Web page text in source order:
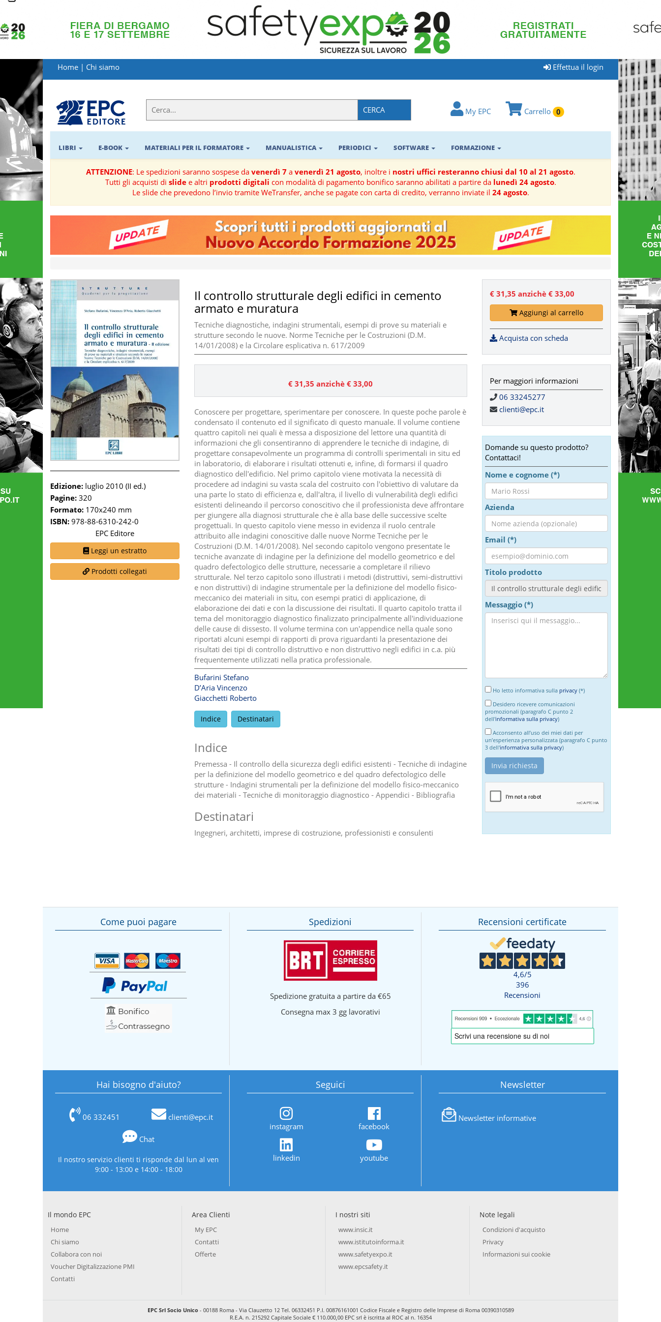
LIBRI
MATERIALI
PER
IL
FORMATORE
E-
BOOK
RIVISTE
MANUALISTICA
SOFTWARE
TEMATICHE
Home | Chi siamo Effettua il login
CERCA My EPC Carrello 0
LIBRI E-BOOK MATERIALI PER IL FORMATORE MANUALISTICA PERIODICI SOFTWARE FORMAZIONE
ATTENZIONE: Le spedizioni saranno sospese da venerdì 7a venerdì 21 agosto, inoltre i nostri uffici resteranno chiusi dal 10 al 21 agosto.
Tutti gli acquisti di slidee altri prodotti digitali con modalità di pagamento bonifico saranno abilitati a partire da lunedì 24 agosto.
Le slide che prevedono l’invio tramite WeTransfer, anche se pagate con carta di credito, verranno inviate il 24 agosto.
Edizione: luglio 2010 (II ed.)
Pagine: 320
Formato: 170x240 mm
ISBN: 978-88-6310-242-0
EPC Editore
Leggi un estratto
Prodotti collegati
Il controllo strutturale degli edifici in cemento
armato e muratura
Tecniche diagnostiche, indagini strumentali, esempi di prove su materiali e
strutture secondo le nuove. Norme Tecniche per le Costruzioni (D.M.
14/01/2008) e la Circolare esplicativa n. 617/2009
€ 31,35 anzichè € 33,00
Conoscere per progettare, sperimentare per conoscere. In queste poche parole è
condensato il contenuto ed il significato di questo manuale. Il volume contiene
quattro capitoli nei quali è messa a disposizione del lettore una quantità di
informazioni che gli consentiranno di apprendere le tecniche di indagine, di
progettare consapevolmente un programma di controlli sperimentali in situ ed
in laboratorio, di elaborare i risultati ottenuti e, infine, di formarsi il quadro
diagnostico dell'edificio. Nel primo capitolo viene motivata la necessità di
procedere ad indagini su vasta scala del costruito con l'obiettivo di valutare da
una parte lo stato di efficienza e, dall'altra, il livello di vulnerabilità degli edifici
esistenti delineando il percorso conoscitivo che il professionista deve affrontare
per giungere alla diagnosi strutturale che è alla base delle successive scelte
progettuali. In questo capitolo viene messo in evidenza il ruolo centrale
attribuito alle indagini conoscitive dalle nuove Norme Tecniche per le
Costruzioni (D.M. 14/01/2008). Nel secondo capitolo vengono presentate le
tecniche avanzate di indagine per la definizione del modello geometrico e del
quadro defectologico delle strutture, necessarie a completare il rilievo
strutturale. Nel terzo capitolo sono illustrati i metodi (distruttivi, semi-distruttivi
e non distruttivi) di indagine strumentale per la definizione del modello fisico-
meccanico dei materiali in situ, con esempi pratici di applicazione, di
elaborazione dei dati e con la discussione dei risultati. Il quarto capitolo tratta il
tema del monitoraggio diagnostico finalizzato principalmente all'individuazione
delle cause di dissesto. Il volume termina con un'appendice nella quale sono
riportati alcuni esempi di rapporti di prova riguardanti la presentazione dei
risultati dei tipi di controllo distruttivo e non distruttivo negli edifici in c.a. più
frequentemente utilizzati nella pratica professionale.
Bufarini Stefano
D’Aria Vincenzo
Giacchetti Roberto
Indice Destinatari
Indice
Premessa - Il controllo della sicurezza degli edifici esistenti - Tecniche di indagine
per la definizione del modello geometrico e del quadro defectologico delle
strutture - Indagini strumentali per la definizione del modello fisico-meccanico
dei materiali - Tecniche di monitoraggio diagnostico - Appendici - Bibliografia
Destinatari
Ingegneri, architetti, imprese di costruzione, professionisti e consulenti
€ 31,35 anzichè € 33,00
Aggiungi al carrello
Acquista con scheda
Per maggiori informazioni
06 33245277
clienti@epc.it
Domande su questo prodotto?
Contattaci!
Nome e cognome (*)
Azienda
Email (*)
Titolo prodotto
Messaggio (*)
Ho letto informativa sulla privacy(*)
Desidero ricevere comunicazioni
promozionali (paragrafo C punto 2
dell'informativa sulla privacy)
Acconsento all’uso dei miei dati per
un’esperienza personalizzata (paragrafo C punto
3 dell'informativa sulla privacy)
Come puoi pagare Spedizioni
Spedizione gratuita a partire da €65
Consegna max 3 gg lavorativi
Recensioni certificate
4,6/5
396
Recensioni
Hai bisogno d'aiuto?
06 332451 clienti@epc.it
Chat
Il nostro servizio clienti ti risponde dal lun al ven
9:00 - 13:00 e 14:00 - 18:00
Seguici
instagram facebook
linkedin youtube
Newsletter
Newsletter informative
Il mondo EPC
Home
Chi siamo
Collabora con noi
Voucher Digitalizzazione PMI
Contatti
Area Clienti
My EPC
Contatti
Offerte
I nostri siti
www.insic.it
www.istitutoinforma.it
www.safetyexpo.it
www.epcsafety.it
Note legali
Condizioni d'acquisto
Privacy
Informazioni sui cookie
EPC Srl Socio Unico- 00188 Roma - Via Clauzetto 12 Tel. 06332451 P.I. 00876161001 Codice Fiscale e Registro delle Imprese di Roma 00390310589
R.E.A. n. 215292 Capitale Sociale € 110.000,00 EPC srl è iscritta al ROC al n. 16354